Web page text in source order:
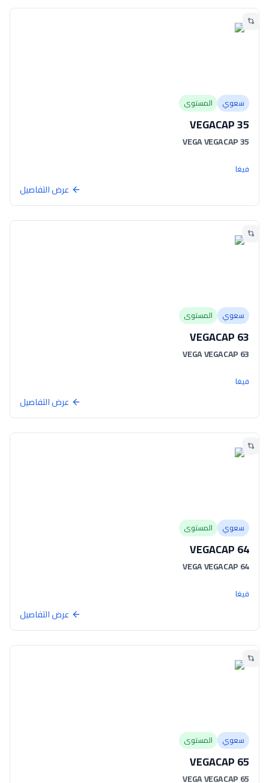
سعوي المستوى
VEGACAP 35
VEGA VEGACAP 35
فيغا
عرض التفاصيل
سعوي المستوى
VEGACAP 63
VEGA VEGACAP 63
فيغا
عرض التفاصيل
سعوي المستوى
VEGACAP 64
VEGA VEGACAP 64
فيغا
عرض التفاصيل
سعوي المستوى
VEGACAP 65
VEGA VEGACAP 65